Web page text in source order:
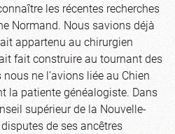
les récentes recherches
Normand. Nous savions déjà
appartenu au chirurgien
fait construire au tournant des
ne l’avions liée au Chien
la patiente généalogiste. Dans
supérieur de la Nouvelle-
de ses ancêtres